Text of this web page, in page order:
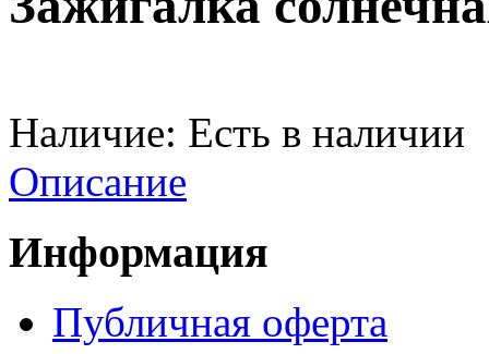
Наличие: Есть в наличии
Описание
Информация
Публичная оферта